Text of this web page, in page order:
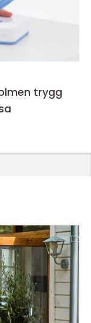
trygg